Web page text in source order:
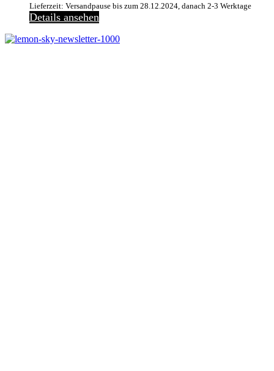
Lieferzeit: Versandpause bis zum 28.12.2024, danach 2-3 Werktage
Details ansehen